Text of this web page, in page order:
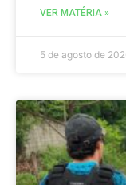
VER MATÉRIA »
5 de agosto de